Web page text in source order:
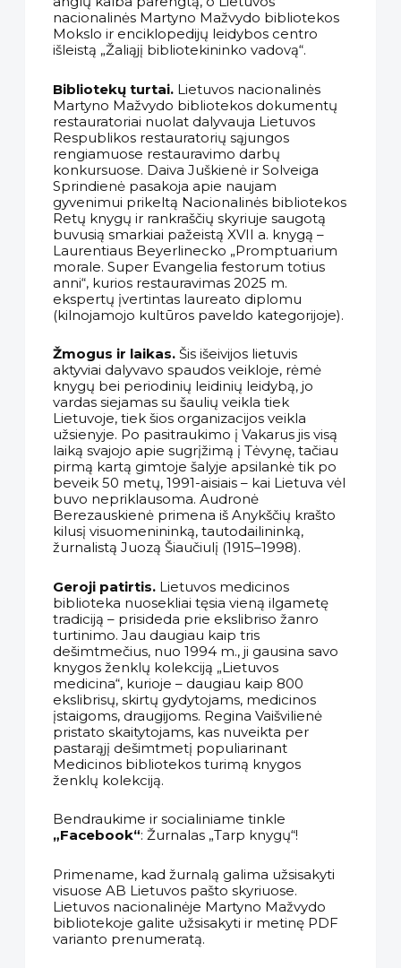
nacionalinės Martyno Mažvydo bibliotekos
Mokslo ir enciklopedijų leidybos centro
išleistą „Žaliąjį bibliotekininko vadovą“.
Bibliotekų turtai. Lietuvos nacionalinės
Martyno Mažvydo bibliotekos dokumentų
restauratoriai nuolat dalyvauja Lietuvos
Respublikos restauratorių sąjungos
rengiamuose restauravimo darbų
konkursuose. Daiva Juškienė ir Solveiga
Sprindienė pasakoja apie naujam
gyvenimui prikeltą Nacionalinės bibliotekos
Retų knygų ir rankraščių skyriuje saugotą
buvusią smarkiai pažeistą XVII a. knygą –
Laurentiaus Beyerlinecko „Promptuarium
morale. Super Evangelia festorum totius
anni“, kurios restauravimas 2025 m.
ekspertų įvertintas laureato diplomu
(kilnojamojo kultūros paveldo kategorijoje).
Žmogus ir laikas. Šis išeivijos lietuvis
aktyviai dalyvavo spaudos veikloje, rėmė
knygų bei periodinių leidinių leidybą, jo
vardas siejamas su šaulių veikla tiek
Lietuvoje, tiek šios organizacijos veikla
užsienyje. Po pasitraukimo į Vakarus jis visą
laiką svajojo apie sugrįžimą į Tėvynę, tačiau
pirmą kartą gimtoje šalyje apsilankė tik po
beveik 50 metų, 1991-aisiais – kai Lietuva vėl
buvo nepriklausoma. Audronė
Berezauskienė primena iš Anykščių krašto
kilusį visuomenininką, tautodailininką,
žurnalistą Juozą Šiaučiulį (1915–1998).
Geroji patirtis. Lietuvos medicinos
biblioteka nuosekliai tęsia vieną ilgametę
tradiciją – prisideda prie ekslibriso žanro
turtinimo. Jau daugiau kaip tris
dešimtmečius, nuo 1994 m., ji gausina savo
knygos ženklų kolekciją „Lietuvos
medicina“, kurioje – daugiau kaip 800
ekslibrisų, skirtų gydytojams, medicinos
įstaigoms, draugijoms. Regina Vaišvilienė
pristato skaitytojams, kas nuveikta per
pastarąjį dešimtmetį populiarinant
Medicinos bibliotekos turimą knygos
ženklų kolekciją.
Bendraukime ir socialiniame tinkle
„Facebook“: Žurnalas „Tarp knygų“!
Primename, kad žurnalą galima užsisakyti
visuose AB Lietuvos pašto skyriuose.
Lietuvos nacionalinėje Martyno Mažvydo
bibliotekoje galite užsisakyti ir metinę PDF
varianto prenumeratą.